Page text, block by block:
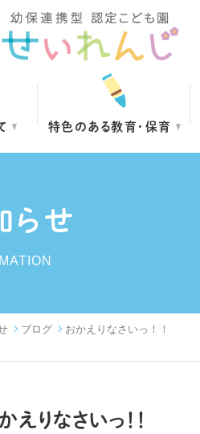
特色のある教育・保育
らせ
ブログ おかえりなさいっ！！
えりなさいっ！！